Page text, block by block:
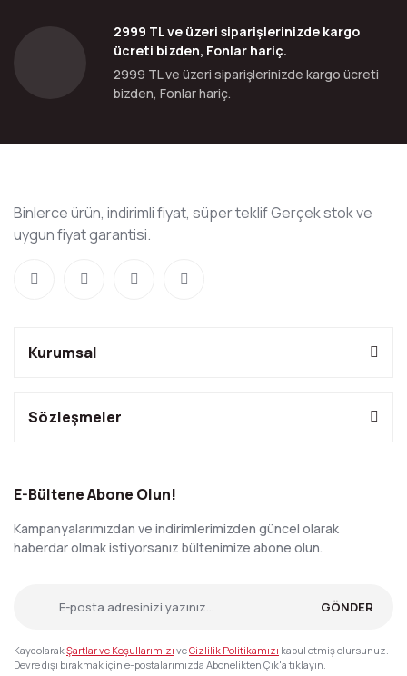
2999 TL ve üzeri siparişlerinizde kargo
ücreti bizden, Fonlar hariç.
2999 TL ve üzeri siparişlerinizde kargo ücreti
bizden, Fonlar hariç.
Binlerce ürün, indirimli fiyat, süper teklif Gerçek stok ve
uygun fiyat garantisi.
Kurumsal
Sözleşmeler
E-Bültene Abone Olun!
Kampanyalarımızdan ve indirimlerimizden güncel olarak
haberdar olmak istiyorsanız bültenimize abone olun.
GÖNDER
KaydolarakŞartlar ve Koşullarımızı veGizlilik Politikamızı kabul etmiş olursunuz.
Devre dışı bırakmak için e-postalarımızda Abonelikten Çık'a tıklayın.